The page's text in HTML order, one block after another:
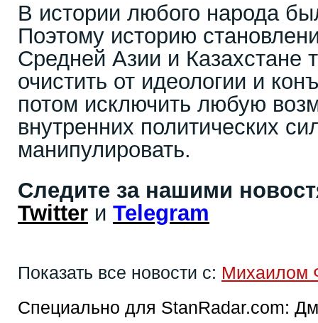
В истории любого народа
Поэтому историю
Средней Азии и Казахстане
очистить от идеологии и
потом исключить любую
внутренних политических
манипулировать.
Следите за нашими
Twitter и Telegram
Показать все новости с: Михаилом
Специально для StanRadar.com: